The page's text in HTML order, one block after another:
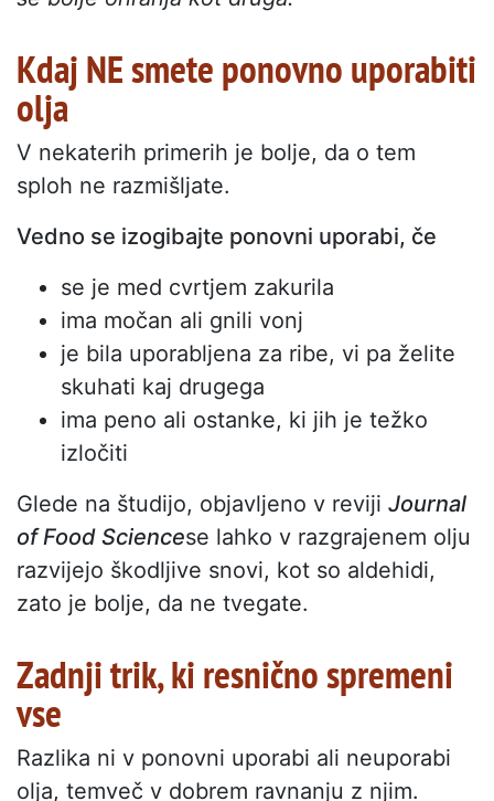
Kdaj NE smete ponovno uporabiti
olja
V nekaterih primerih je bolje, da o tem
sploh ne razmišljate.
Vedno se izogibajte ponovni uporabi, če
se je med cvrtjem zakurila
ima močan ali gnili vonj
je bila uporabljena za ribe, vi pa želite
skuhati kaj drugega
ima peno ali ostanke, ki jih je težko
izločiti
Glede na študijo, objavljeno v reviji Journal
of Food Sciencese lahko v razgrajenem olju
razvijejo škodljive snovi, kot so aldehidi,
zato je bolje, da ne tvegate.
Zadnji trik, ki resnično spremeni
vse
Razlika ni v ponovni uporabi ali neuporabi
olja, temveč v dobrem ravnanju z njim.